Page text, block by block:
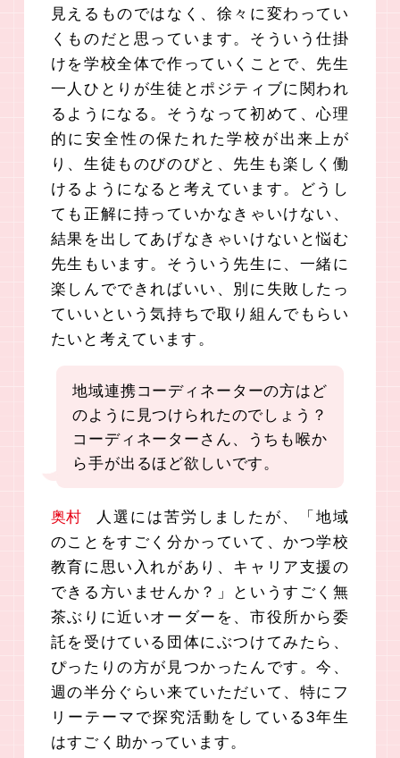
見えるものではなく、徐々に変わってい
くものだと思っています。そういう仕掛
けを学校全体で作っていくことで、先生
一人ひとりが生徒とポジティブに関われ
るようになる。そうなって初めて、心理
的に安全性の保たれた学校が出来上が
り、生徒ものびのびと、先生も楽しく働
けるようになると考えています。どうし
ても正解に持っていかなきゃいけない、
結果を出してあげなきゃいけないと悩む
先生もいます。そういう先生に、一緒に
楽しんでできればいい、別に失敗したっ
ていいという気持ちで取り組んでもらい
たいと考えています。
地域連携コーディネーターの方はど
のように見つけられたのでしょう？
コーディネーターさん、うちも喉か
ら手が出るほど欲しいです。
奥村
人選には苦労しましたが、「地域
のことをすごく分かっていて、かつ学校
教育に思い入れがあり、キャリア支援の
できる方いませんか？」というすごく無
茶ぶりに近いオーダーを、市役所から委
託を受けている団体にぶつけてみたら、
ぴったりの方が見つかったんです。今、
週の半分ぐらい来ていただいて、特にフ
リーテーマで探究活動をしている3年生
はすごく助かっています。